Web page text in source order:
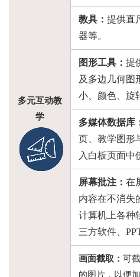
多元互动教
学
教具： 提供直
器等。
图形工具： 提
及多边几何图
小、颜色、旋
多媒体数据库
页、教学图形
入白板页面中
屏幕批注： 在
内容在不消失
计算机上各种
三方软件、
画面截取： 可
的图片，以便